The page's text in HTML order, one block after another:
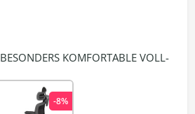
BESONDERS KOMFORTABLE VOLL-
-8%